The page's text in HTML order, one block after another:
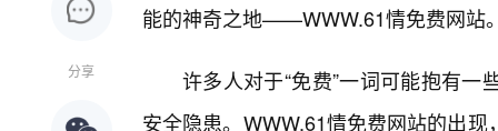
分享
能的神奇之地——WWW.61情免费网站
许多人对于“免费”一词可能抱有
安全隐患。WWW.61情免费网站的出